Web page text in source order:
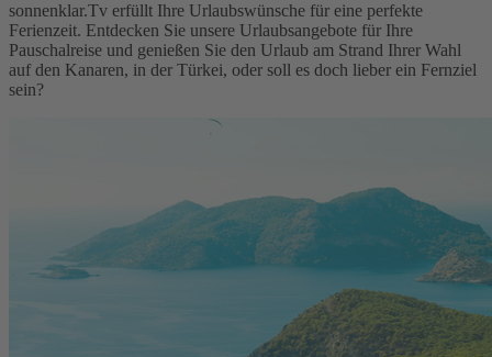
sonnenklar.Tv erfüllt Ihre Urlaubswünsche für eine perfekte
Ferienzeit. Entdecken Sie unsere Urlaubsangebote für Ihre
Pauschalreise und genießen Sie den Urlaub am Strand Ihrer Wahl
auf den Kanaren, in der Türkei, oder soll es doch lieber ein Fernziel
sein?